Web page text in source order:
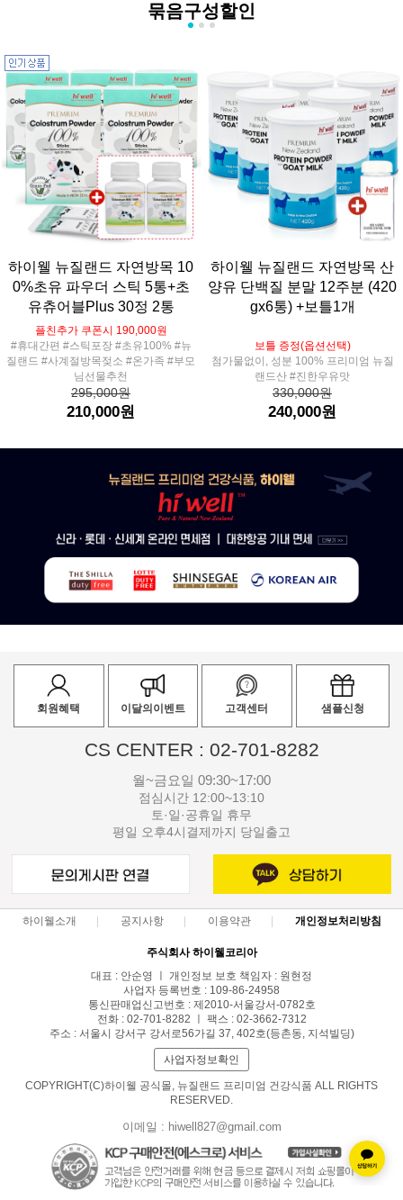
묶음구성할인
하이웰 뉴질랜드 자연방목 10
0%초유 파우더 스틱 5통+초
유츄어블Plus 30정 2통
플친추가 쿠폰시 190,000원
#휴대간편 #스틱포장 #초유100% #뉴
질랜드 #사계절방목젖소 #온가족 #부모
님선물추천
295,000원
210,000원
하이웰 뉴질랜드 자연방목 산
양유 단백질 분말 12주분 (420
gx6통) +보틀1개
보틀 증정(옵션선택)
첨가물없이, 성분 100% 프리미엄 뉴질
랜드산 #진한우유맛
330,000원
240,000원
회원혜택 이달의이벤트 고객센터 샘플신청
CS CENTER : 02-701-8282
월~금요일 09:30~17:00
점심시간 12:00~13:10
토·일·공휴일 휴무
평일 오후4시결제까지 당일출고
하이웰소개 공지사항 이용약관 개인정보처리방침
주식회사 하이웰코리아
대표 : 안순영 ㅣ 개인정보 보호 책임자 : 원현정
사업자 등록번호 : 109-86-24958
통신판매업신고번호 : 제2010-서울강서-0782호
전화 : 02-701-8282 ㅣ 팩스 : 02-3662-7312
주소 : 서울시 강서구 강서로56가길 37, 402호(등촌동, 지석빌딩)
사업자정보확인
COPYRIGHT(C)하이웰 공식몰, 뉴질랜드 프리미엄 건강식품 ALL RIGHTS
RESERVED.
이메일 : hiwell827@gmail.com